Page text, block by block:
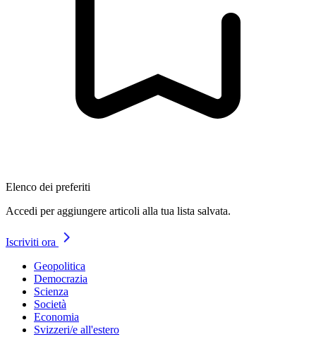
Elenco dei preferiti
Accedi per aggiungere articoli alla tua lista salvata.
Iscriviti ora
Geopolitica
Democrazia
Scienza
Società
Economia
Svizzeri/e all'estero